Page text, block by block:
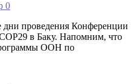
0
дни проведения Конференции
в Баку. Напомним, что
ООН по